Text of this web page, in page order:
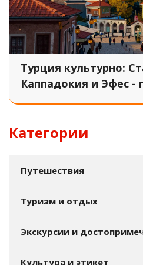
Турция культурно:
Каппадокия и Эфес -
Категории
Путешествия
Туризм и отдых
Экскурсии и
Культура и этикет